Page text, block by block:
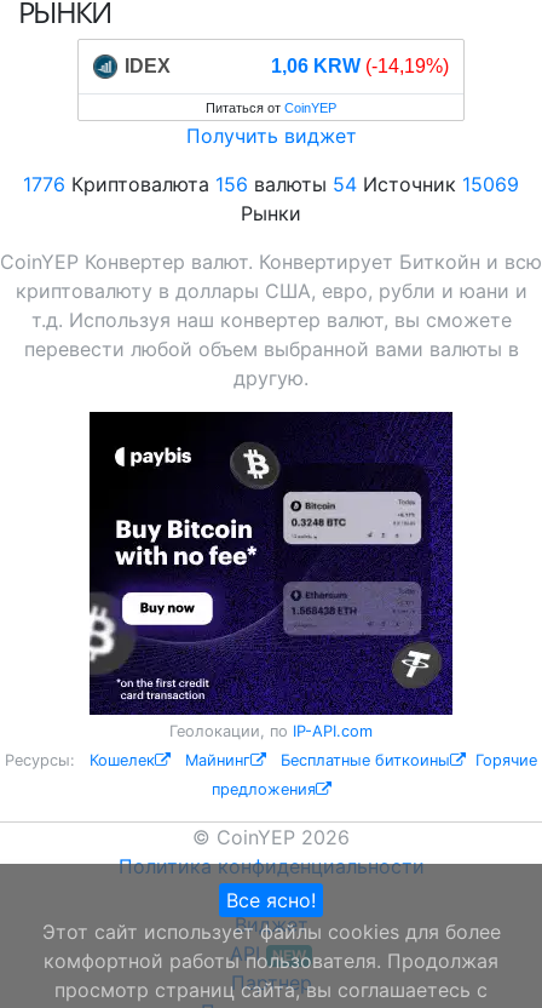
РЫНКИ
IDEX 1,06 KRW (-14,19%)
Питаться от CoinYEP
Получить виджет
1776 Криптовалюта 156 валюты 54 Источник 15069
Рынки
CoinYEP Конвертер валют. Конвертирует Биткойн и всю
криптовалюту в доллары США, евро, рубли и юани и
т.д. Используя наш конвертер валют, вы сможете
перевести любой объем выбранной вами валюты в
другую.
Геолокации, по IP-API.com
Ресурсы: Кошелек Майнинг Бесплатные биткоины
Горячие
предложения
© CoinYEP 2026
Политика конфиденциальности
О нас
Виджет
API NEW
Партнер
Все ясно!
Этот сайт использует файлы cookies для более
комфортной работы пользователя. Продолжая
просмотр страниц сайта, вы соглашаетесь с